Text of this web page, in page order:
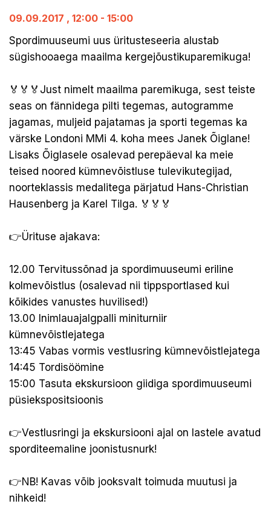
09.09.2017 , 12:00 - 15:00
Spordimuuseumi uus üritusteseeria alustab
sügishooaega maailma kergejõustikuparemikuga!
️🏅️🏅️🏅Just nimelt maailma paremikuga, sest teiste
seas on fännidega pilti tegemas, autogramme
jagamas, muljeid pajatamas ja sporti tegemas ka
värske Londoni MMi 4. koha mees Janek Õiglane!
Lisaks Õiglasele osalevad perepäeval ka meie
teised noored kümnevõistluse tulevikutegijad,
noorteklassis medalitega pärjatud Hans-Christian
Hausenberg ja Karel Tilga. ️🏅️🏅️🏅
👉Ürituse ajakava:
12.00 Tervitussõnad ja spordimuuseumi eriline
kolmevõistlus (osalevad nii tippsportlased kui
kõikides vanustes huvilised!)
13.00 Inimlauajalgpalli miniturniir
kümnevõistlejatega
13:45 Vabas vormis vestlusring kümnevõistlejatega
14:45 Tordisöömine
15:00 Tasuta ekskursioon giidiga spordimuuseumi
püsiekspositsioonis
👉Vestlusringi ja ekskursiooni ajal on lastele avatud
sporditeemaline joonistusnurk!
👉NB! Kavas võib jooksvalt toimuda muutusi ja
nihkeid!